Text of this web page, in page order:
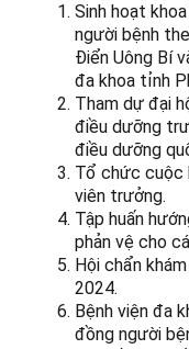
Sinh hoạt
người bệnh
Điển Uông Bí
đa khoa tỉnh
Tham dự đại
điều dưỡng
điều dưỡng
Tổ chức cuộc
viên trưởng.
Tập huấn
phản vệ cho
Hội chẩn
2024.
Bệnh viện đa
đồng người